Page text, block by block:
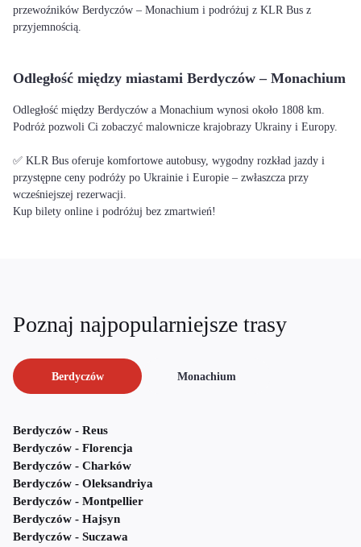
przewoźników Berdyczów – Monachium i podróżuj z KLR Bus z
przyjemnością.
Odległość między miastami Berdyczów – Monachium
Odległość między Berdyczów a Monachium wynosi około 1808 km.
Podróż pozwoli Ci zobaczyć malownicze krajobrazy Ukrainy i Europy.
✅ KLR Bus oferuje komfortowe autobusy, wygodny rozkład jazdy i
przystępne ceny podróży po Ukrainie i Europie – zwłaszcza przy
wcześniejszej rezerwacji.
Kup bilety online i podróżuj bez zmartwień!
Poznaj najpopularniejsze trasy
Berdyczów Monachium
Berdyczów - Reus
Berdyczów - Florencja
Berdyczów - Charków
Berdyczów - Oleksandriya
Berdyczów - Montpellier
Berdyczów - Hajsyn
Berdyczów - Suczawa